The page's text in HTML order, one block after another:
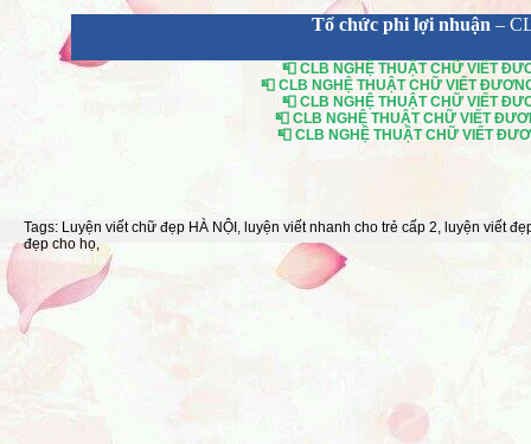
Tổ chức phi lợi nhuận –
📮 CLB NGHỆ THUẬT CHỮ VIẾT
📮 CLB NGHỆ THUẬT CHỮ VIẾT
📮 CLB NGHỆ THUẬT CHỮ VIẾT
📮 CLB NGHỆ THUẬT CHỮ VIẾT
📮 CLB NGHỆ THUẬT CHỮ VIẾT
Tags: Luyện viết chữ đẹp HÀ NỘI , luyện viết nhanh cho trẻ cấp 2, luyện viết
đẹp cho họ,